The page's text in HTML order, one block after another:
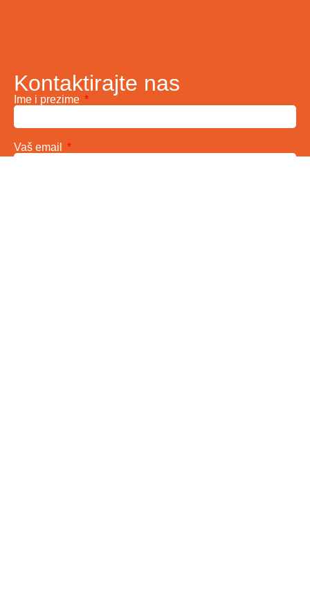
Kontaktirajte nas
Ime i prezime
Vaš email